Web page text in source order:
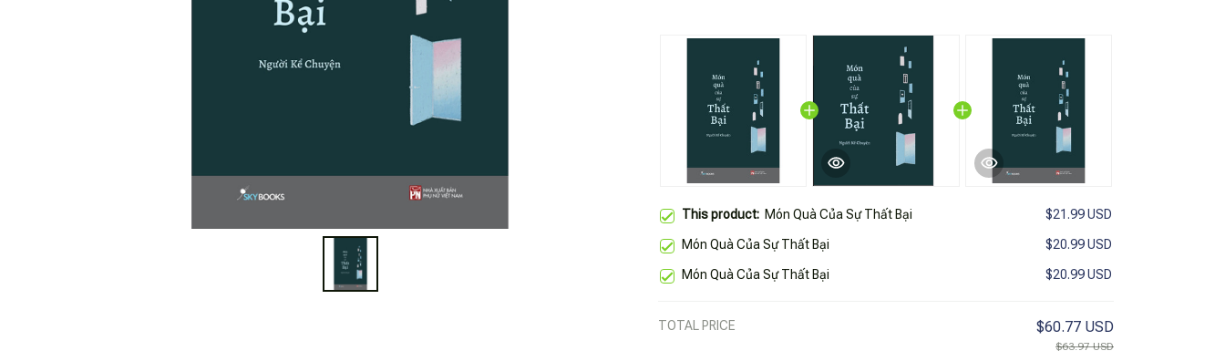
This product: Món Quà Của Sự Thất Bại $21.99 USD
Món Quà Của Sự Thất Bại $20.99 USD
Món Quà Của Sự Thất Bại $20.99 USD
TOTAL PRICE $60.77 USD
$63.97 USD